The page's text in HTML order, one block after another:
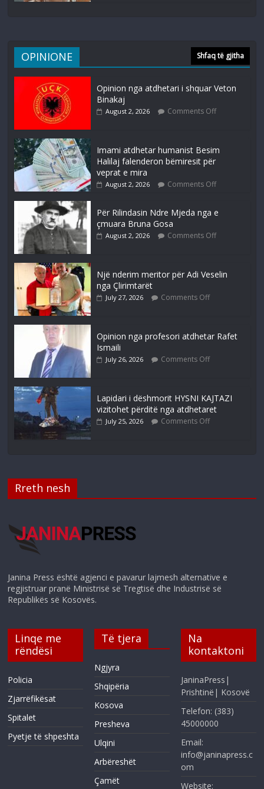
OPINIONE Shfaq të gjitha
Opinion nga atdhetari i shquar Veton
Binakaj
August 2, 2026 Comments Off
Imami atdhetar humanist Besim
Halilaj falenderon bëmiresit për
veprat e mira
August 2, 2026 Comments Off
Për Rilindasin Ndre Mjeda nga e
çmuara Bruna Gosa
August 2, 2026 Comments Off
Një nderim meritor për Adi Veselin
nga Çlirimtarët
July 27, 2026 Comments Off
Opinion nga profesori atdhetar Rafet
Ismaili
July 26, 2026 Comments Off
Lapidari i dëshmorit HYSNI KAJTAZI
vizitohet përditë nga atdhetaret
July 25, 2026 Comments Off
Rreth nesh
Janina Press është agjenci e pavarur lajmesh alternative e
regjistruar pranë Ministrisë së Tregtisë dhe Industrisë së
Republikës së Kosovës.
Linqe me
rëndësi
Policia
Zjarrëfikësat
Spitalet
Pyetje të shpeshta
Të tjera
Ngjyra
Shqipëria
Kosova
Presheva
Ulqini
Arbëreshët
Çamët
Na
kontaktoni
JaninaPress|
Prishtinë| Kosovë
Telefon: (383)
45000000
Email:
info@janinapress.c
om
Website: